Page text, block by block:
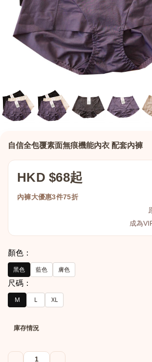
自信全包覆素面無痕機能內衣 配套內褲
HKD $68起
內褲大優惠3件75折
成為
顏色：
黑色 藍色 膚色
尺碼：
M L XL
庫存情況
English